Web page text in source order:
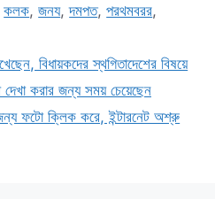
কলক,জনয,দমপত,পরথমবরর,
বিধায়কদের স্থগিতাদেশের বিষয়ে
দেখা করার জন্য সময় চেয়েছেন
ফটো ক্লিক করে, ইন্টারনেট অশ্রু